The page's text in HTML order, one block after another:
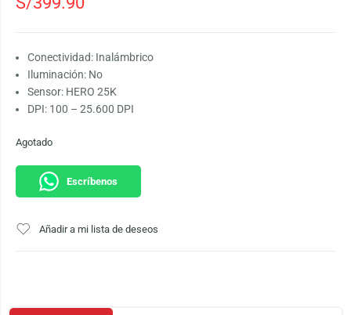
Conectividad: Inalámbrico
Iluminación: No
Sensor: HERO 25K
DPI: 100 – 25.600 DPI
Agotado
Escríbenos
Añadir a mi lista de deseos